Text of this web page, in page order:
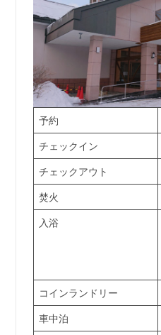
予約
チェックイン
チェックアウト
焚火
入浴
コインランドリー
車中泊